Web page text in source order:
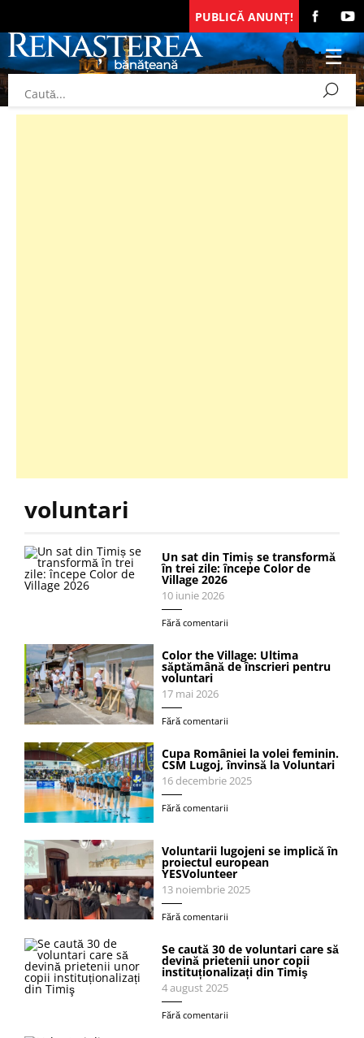
PUBLICĂ ANUNȚ!
voluntari
Un sat din Timiș se transformă
în trei zile: începe Color de
Village 2026
10 iunie 2026
Fără comentarii
Color the Village: Ultima
săptămână de înscrieri pentru
voluntari
17 mai 2026
Fără comentarii
Cupa României la volei feminin.
CSM Lugoj, învinsă la Voluntari
16 decembrie 2025
Fără comentarii
Voluntarii lugojeni se implică în
proiectul european
YESVolunteer
13 noiembrie 2025
Fără comentarii
Se caută 30 de voluntari care să
devină prietenii unor copii
instituționalizați din Timiş
4 august 2025
Fără comentarii